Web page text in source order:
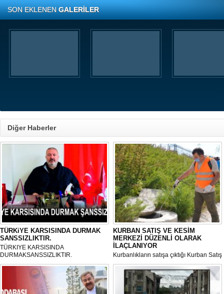
SON EKLENENGALERİLER
Diğer Haberler
TÜRKiYE KARSISINDA DURMAK
SANSSIZLIKTIR.
TÜRKIYE KARSISINDA
DURMAKSANSSIZLIKTIR.
KURBAN SATIŞ VE KESİM
MERKEZİ DÜZENLİ OLARAK
İLAÇLANIYOR
Kurbanlıkların satışa çıktığı Kurban Satış
ve Kesim Merkezi, haşere ve
mikropların önüne geçilmesi amacıyla
her gün Gölbaşı Belediyesi ekipleri
tarafından düzenli olarak ilaçlanıyor.